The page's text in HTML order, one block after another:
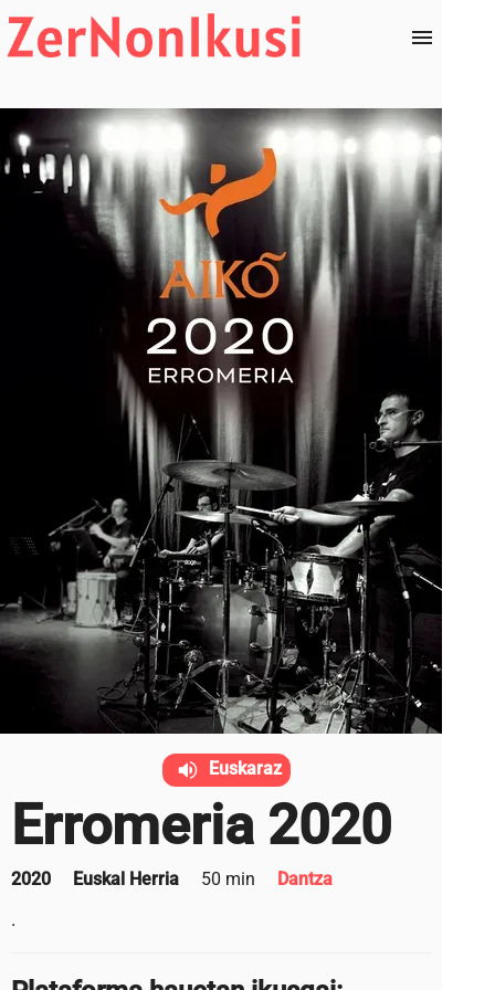
Erromeria 2020
2020 Euskal Herria 50 min Dantza
.
Euskaraz